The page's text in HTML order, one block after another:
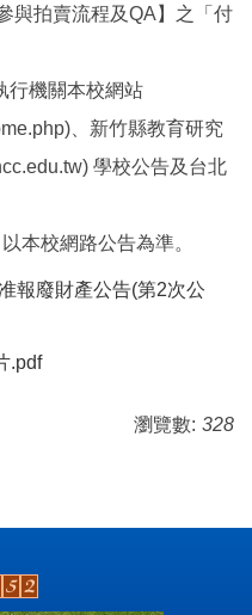
與拍賣流程及QA】之「付
行機關本校網站
、新竹縣教育研究
學校公告及台北
本校網路公告為準。
報廢財產公告(第2次公
.pdf
瀏覽數: 328